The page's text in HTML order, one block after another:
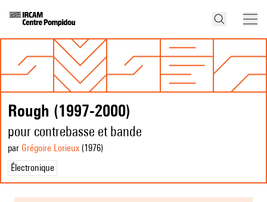
Rough (1997-2000)
pour contrebasse et bande
par Grégoire Lorieux (1976)
Électronique